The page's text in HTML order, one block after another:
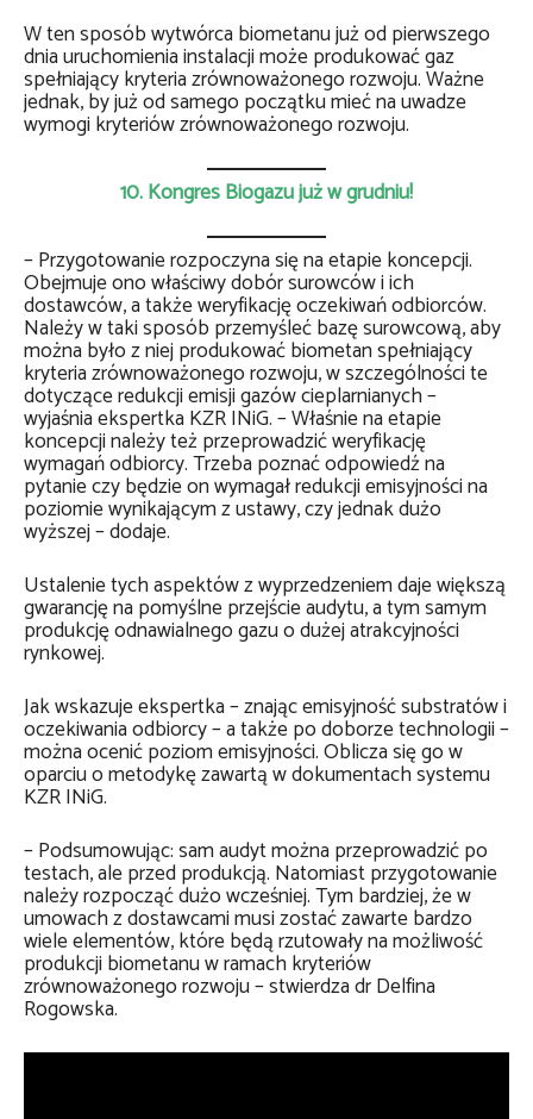
W ten sposób wytwórca biometanu już od pierwszego
dnia uruchomienia instalacji może produkować gaz
spełniający kryteria zrównoważonego rozwoju. Ważne
jednak, by już od samego początku mieć na uwadze
wymogi kryteriów zrównoważonego rozwoju.
10. Kongres Biogazu już w grudniu!
– Przygotowanie rozpoczyna się na etapie koncepcji.
Obejmuje ono właściwy dobór surowców i ich
dostawców, a także weryfikację oczekiwań odbiorców.
Należy w taki sposób przemyśleć bazę surowcową, aby
można było z niej produkować biometan spełniający
kryteria zrównoważonego rozwoju, w szczególności te
dotyczące redukcji emisji gazów cieplarnianych –
wyjaśnia ekspertka KZR INiG. – Właśnie na etapie
koncepcji należy też przeprowadzić weryfikację
wymagań odbiorcy. Trzeba poznać odpowiedź na
pytanie czy będzie on wymagał redukcji emisyjności na
poziomie wynikającym z ustawy, czy jednak dużo
wyższej – dodaje.
Ustalenie tych aspektów z wyprzedzeniem daje większą
gwarancję na pomyślne przejście audytu, a tym samym
produkcję odnawialnego gazu o dużej atrakcyjności
rynkowej.
Jak wskazuje ekspertka – znając emisyjność substratów i
oczekiwania odbiorcy – a także po doborze technologii –
można ocenić poziom emisyjności. Oblicza się go w
oparciu o metodykę zawartą w dokumentach systemu
KZR INiG.
– Podsumowując: sam audyt można przeprowadzić po
testach, ale przed produkcją. Natomiast przygotowanie
należy rozpocząć dużo wcześniej. Tym bardziej, że w
umowach z dostawcami musi zostać zawarte bardzo
wiele elementów, które będą rzutowały na możliwość
produkcji biometanu w ramach kryteriów
zrównoważonego rozwoju – stwierdza dr Delfina
Rogowska.